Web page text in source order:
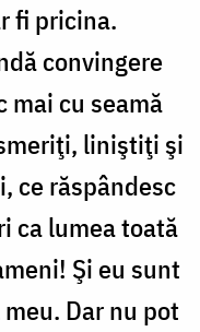
fi pricina.
convingere
mai cu seamă
liniştiţi şi
ce răspândesc
ca lumea toată
Şi eu sunt
Dar nu pot